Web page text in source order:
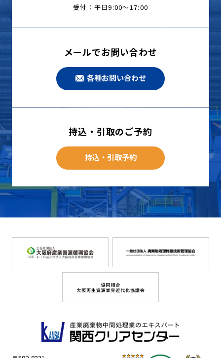
受付：平日9:00〜17:00
メールでお問い合わせ
各種お問い合わせ
持込・引取のご予約
持込・引取予約